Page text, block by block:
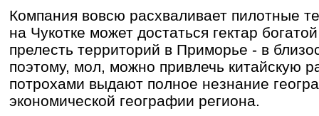
Компания вовсю расхваливает пилотные
на Чукотке может достаться гектар
прелесть территорий в Приморье - в
поэтому, мол, можно привлечь китайскую
потрохами выдают полное незнание
экономической географии региона.